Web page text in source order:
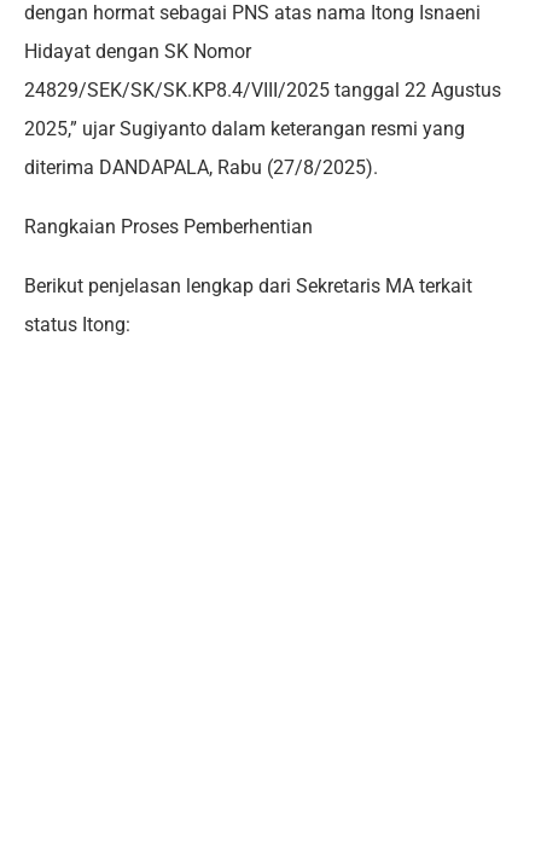
dengan hormat sebagai PNS atas nama Itong Isnaeni
Hidayat dengan SK Nomor
24829/SEK/SK/SK.KP8.4/VIII/2025 tanggal 22 Agustus
2025,” ujar Sugiyanto dalam keterangan resmi yang
diterima DANDAPALA, Rabu (27/8/2025).
Rangkaian Proses Pemberhentian
Berikut penjelasan lengkap dari Sekretaris MA terkait
status Itong: